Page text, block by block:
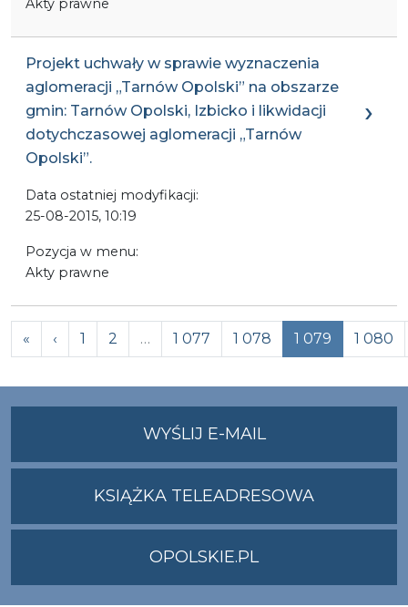
Akty prawne
Projekt uchwały w sprawie wyznaczenia
aglomeracji „Tarnów Opolski” na obszarze
gmin: Tarnów Opolski, Izbicko i likwidacji
dotychczasowej aglomeracji „Tarnów
Opolski”.
Data ostatniej modyfikacji:
25-08-2015, 10:19
Pozycja w menu:
Akty prawne
« Previous
‹ 1 2 … 1 077 1 078 1 079 1 080
WYŚLIJ E-MAILNA
ADRES
KSIĄŻKA TELEADRESOWA
OPOLSKIE.PL